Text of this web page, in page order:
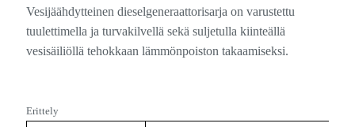
Vesijäähdytteinen dieselgeneraattorisarja on varustettu
tuulettimella ja turvakilvellä sekä suljetulla kiinteällä
vesisäiliöllä tehokkaan lämmönpoiston takaamiseksi.
Erittely